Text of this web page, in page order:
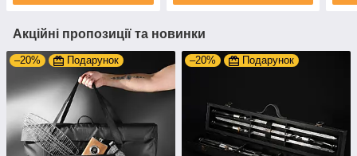
Акційні пропозиції та новинки
–20% Подарунок –20% Подарунок